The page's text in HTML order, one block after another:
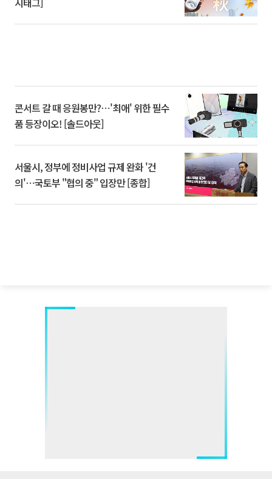
콘서트 갈 때 응원봉만?⋯'최애' 위한 필수
품 등장이오! [솔드아웃]
서울시, 정부에 정비사업 규제 완화 '건
의'⋯국토부 "협의 중" 입장만 [종합]